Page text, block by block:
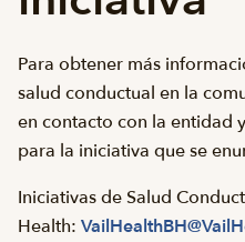
Para obtener más
salud conductual en la
en contacto con la entidad
para la iniciativa que se
Iniciativas de Salud
Health: